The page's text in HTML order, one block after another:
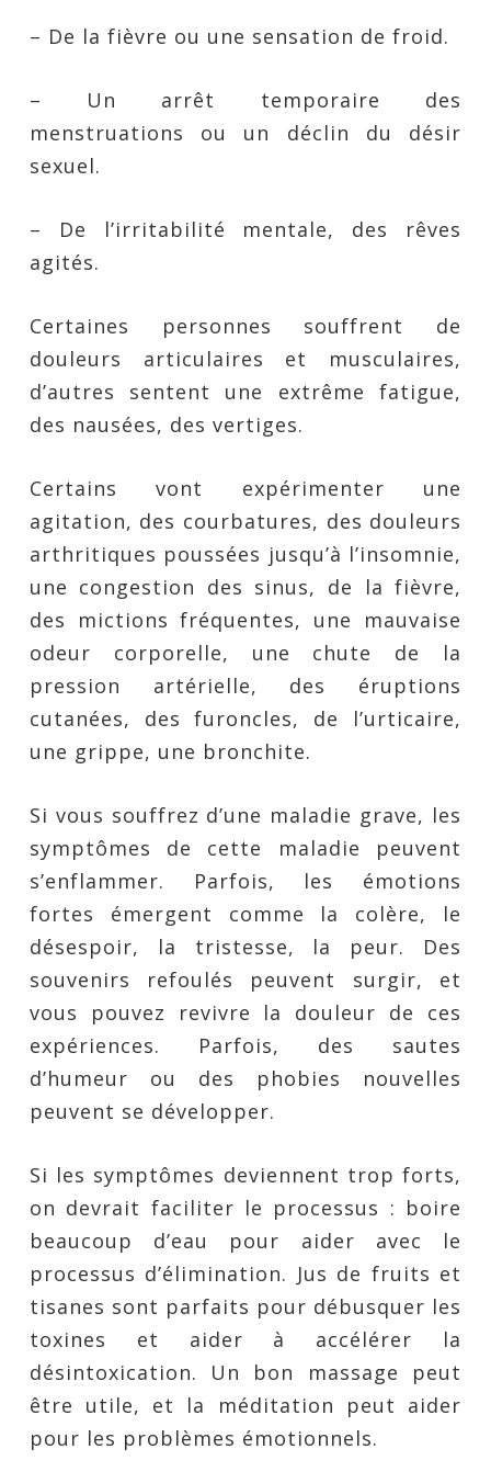
– De la fièvre ou une sensation de froid.
– Un arrêt temporaire des
menstruations ou un déclin du désir
sexuel.
– De l’irritabilité mentale, des rêves
agités.
Certaines personnes souffrent de
douleurs articulaires et musculaires,
d’autres sentent une extrême fatigue,
des nausées, des vertiges.
Certains vont expérimenter une
agitation, des courbatures, des douleurs
arthritiques poussées jusqu’à l’insomnie,
une congestion des sinus, de la fièvre,
des mictions fréquentes, une mauvaise
odeur corporelle, une chute de la
pression artérielle, des éruptions
cutanées, des furoncles, de l’urticaire,
une grippe, une bronchite.
Si vous souffrez d’une maladie grave, les
symptômes de cette maladie peuvent
s’enflammer. Parfois, les émotions
fortes émergent comme la colère, le
désespoir, la tristesse, la peur. Des
souvenirs refoulés peuvent surgir, et
vous pouvez revivre la douleur de ces
expériences. Parfois, des sautes
d’humeur ou des phobies nouvelles
peuvent se développer.
Si les symptômes deviennent trop forts,
on devrait faciliter le processus : boire
beaucoup d’eau pour aider avec le
processus d’élimination. Jus de fruits et
tisanes sont parfaits pour débusquer les
toxines et aider à accélérer la
désintoxication. Un bon massage peut
être utile, et la méditation peut aider
pour les problèmes émotionnels.